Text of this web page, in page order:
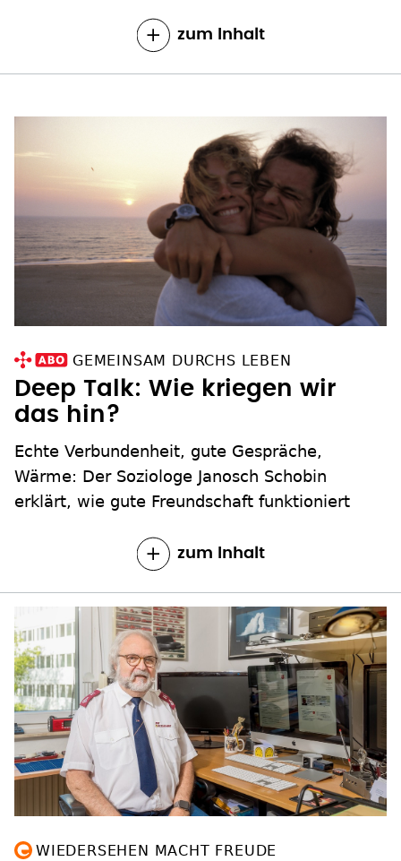
zum Inhalt
GEMEINSAM DURCHS LEBEN
Deep Talk: Wie kriegen wir
das hin?
Echte Verbundenheit, gute Gespräche,
Wärme: Der Soziologe Janosch Schobin
erklärt, wie gute Freundschaft funktioniert
zum Inhalt
WIEDERSEHEN MACHT FREUDE